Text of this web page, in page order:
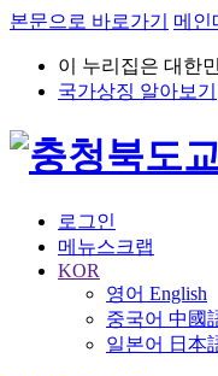
본문으로 바로가기 메인
이 누리집은 대한
국가상징 알아보기
로그인
메뉴스크랩
KOR
영어 English
중국어 中國
일본어 日本